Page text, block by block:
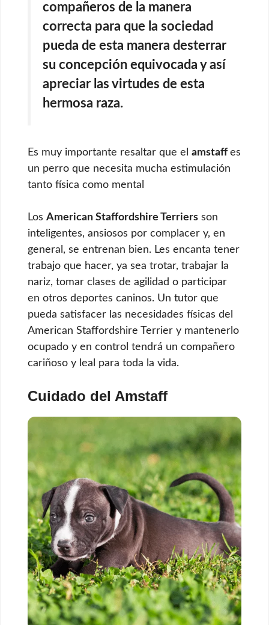
compañeros de la manera
correcta para que la sociedad
pueda de esta manera desterrar
su concepción equivocada y así
apreciar las virtudes de esta
hermosa raza.
Es muy importante resaltar que el amstaffes
un perro que necesita mucha estimulación
tanto física como mental
Los American Staffordshire Terriers son
inteligentes, ansiosos por complacer y, en
general, se entrenan bien. Les encanta tener
trabajo que hacer, ya sea trotar, trabajar la
nariz, tomar clases de agilidad o participar
en otros deportes caninos. Un tutor que
pueda satisfacer las necesidades físicas del
American Staffordshire Terrier y mantenerlo
ocupado y en control tendrá un compañero
cariñoso y leal para toda la vida.
Cuidado del Amstaff